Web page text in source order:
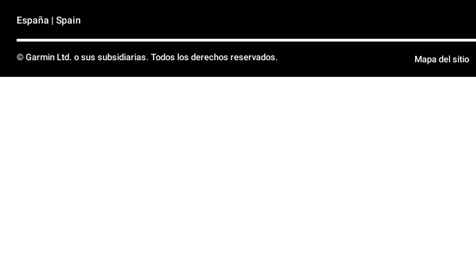
España | Spain
© Garmin Ltd. o sus subsidiarias. Todos los derechos reservados. Mapa del sitio